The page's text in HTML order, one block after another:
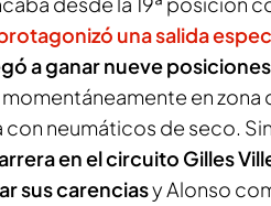
una salida
a ganar nueve
en zona
neumáticos de seco. Sin
en el circuito Gilles
sus carenciasy Alonso